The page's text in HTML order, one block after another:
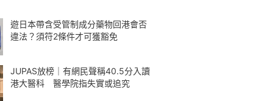
遊日本帶含受管制成分藥物回港會否
違法？須符2條件才可獲豁免
JUPAS放榜｜有網民聲稱40.5分入讀
港大醫科 醫學院指失實或追究